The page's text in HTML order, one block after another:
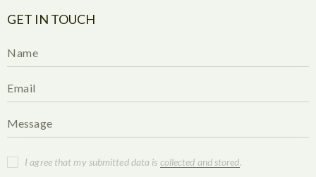
GET IN TOUCH
I agree that my submitted data is collected and stored.